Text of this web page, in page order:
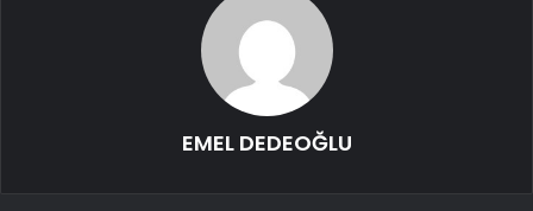
EMEL DEDEOĞLU